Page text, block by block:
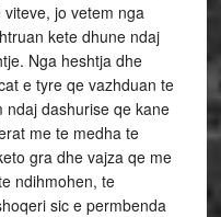
jo vetem nga
kete dhune ndaj
Nga heshtja dhe
e tyre qe vazhduan te
ndaj dashurise qe kane
me te medha te
gra dhe vajza qe me
ndihmohen, te
sic e permbenda